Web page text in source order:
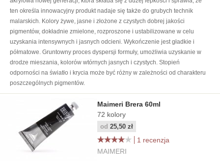
ten określa innowacyjny produkt nadaje się także do grubych technik
malarskich. Kolory żywe, jasne i złożone z czystych dobrej jakości
pigmentów, dokładnie zmielone, rozproszone i ustabilizowane w celu
uzyskania intensywnych i jasnych odcieni. Wykończenie jest gładkie i
półmatowe. Gruntowny proces dyspersji formuły, umożliwia uzyskanie w
drodze mieszania, kolorów wtórnych jasnych i czystych. Stopień
odporności na światło i krycia może być różny w zależności od charakteru
poszczególnych pigmentów.
Maimeri Brera 60ml
72 kolory
od 25,50 zł
1 recenzja
MAIMERI